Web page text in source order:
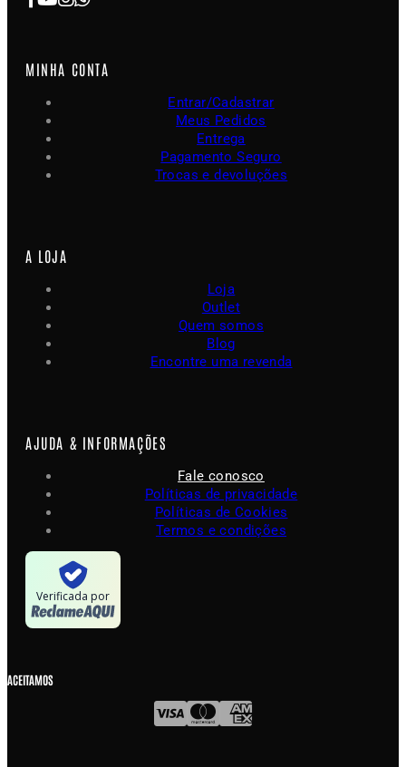
MINHA CONTA
Entrar/Cadastrar
Meus Pedidos
Entrega
Pagamento Seguro
Trocas e devoluções
A LOJA
Loja
Outlet
Quem somos
Blog
Encontre uma revenda
AJUDA & INFORMAÇÕES
Fale conosco
Políticas de privacidade
Políticas de Cookies
Termos e condições
Verificada por
ACEITAMOS